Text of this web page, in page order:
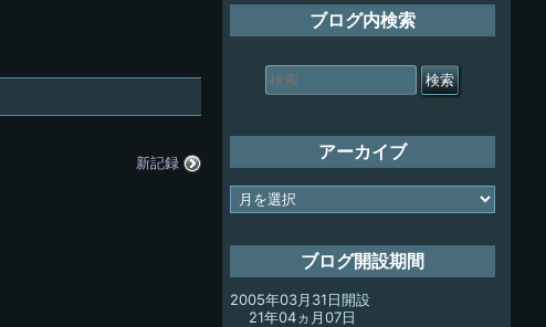
新記録
ブログ内検索
索
対
アーカイブ
ア
ー
ブ
ブログ開設期間
2005年03月31日開設
21年04ヵ月07日